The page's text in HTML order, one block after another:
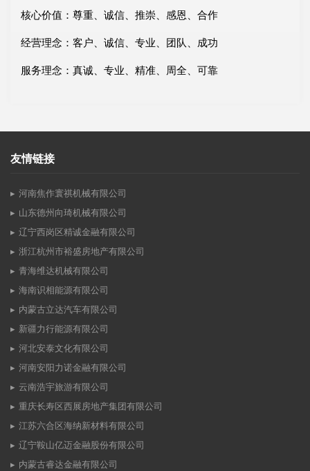
核心价值：尊重、诚信、推崇、感恩、合作
经营理念：客户、诚信、专业、团队、成功
服务理念：真诚、专业、精准、周全、可靠
友情链接
河南焦作寰祺机械有限公司
山东德州向琦机械有限公司
辽宁西岗区精诚金融有限公司
浙江杭州市裕盛房地产有限公司
青海维达机械有限公司
海南识相能源有限公司
内蒙古立达汽车有限公司
新疆力行能源有限公司
河北安泰文化有限公司
河南安阳力诺金融有限公司
云南浩宇旅游有限公司
重庆长寿区西展房地产集团有限公司
江苏六合区海纳新材料有限公司
辽宁鞍山亿迈金融股份有限公司
内蒙古睿达金融有限公司